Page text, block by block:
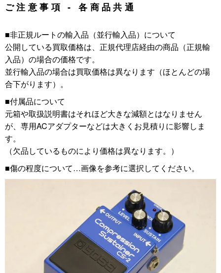
ご注意事項 - 各商品共通
■非正規ルートの輸入品（並行輸入品）について
公開している買取価格は、正規代理店経由の商品（正規輸
入品）の場合の価格です。
並行輸入品の場合は買取価格は異なります（ほとんどの場
合下がります）。
■付属品について
元箱や取扱説明書はそれほど大きな減額とはなりません
が、専用ACアダプターなどは大きくお見積りに影響しま
す。
（欠品しているものにより価格は異なります。）
■傷の程度について…画像を参考に選択してください。